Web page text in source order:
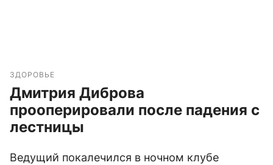
ЗДОРОВЬЕ
Дмитрия Диброва
прооперировали после падения с
лестницы
Ведущий покалечился в ночном клубе